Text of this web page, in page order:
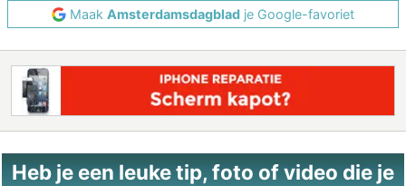
Maak Amsterdamsdagblad je Google-favoriet
Heb je een leuke tip, foto of video die je